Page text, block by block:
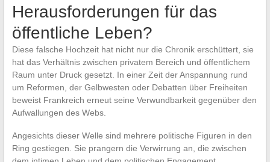
Herausforderungen für das
öffentliche Leben?
Diese falsche Hochzeit hat nicht nur die Chronik erschüttert, sie
hat das Verhältnis zwischen privatem Bereich und öffentlichem
Raum unter Druck gesetzt. In einer Zeit der Anspannung rund
um Reformen, der Gelbwesten oder Debatten über Freiheiten
beweist Frankreich erneut seine Verwundbarkeit gegenüber den
Aufwallungen des Webs.
Angesichts dieser Welle sind mehrere politische Figuren in den
Ring gestiegen. Sie prangern die Verwirrung an, die zwischen